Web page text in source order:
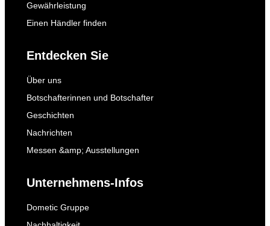
Gewährleistung
Einen Händler finden
Entdecken Sie
Über uns
Botschafterinnen und Botschafter
Geschichten
Nachrichten
Messen &amp; Ausstellungen
Unternehmens-Infos
Dometic Gruppe